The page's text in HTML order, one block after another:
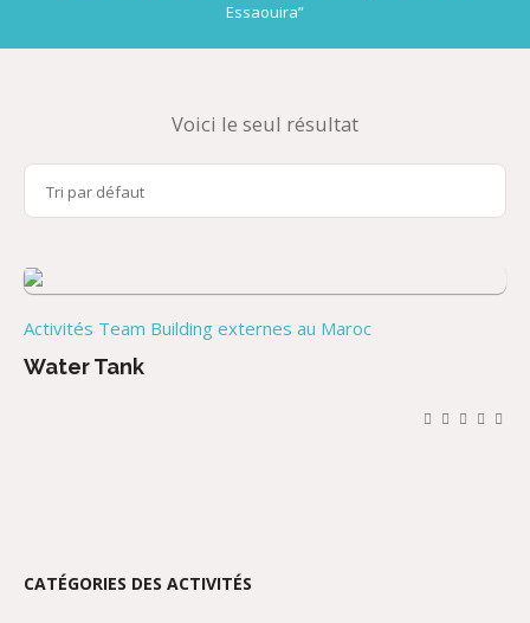
Essaouira”
Voici le seul résultat
Activités Team Building externes au Maroc
Water Tank
CATÉGORIES DES ACTIVITÉS